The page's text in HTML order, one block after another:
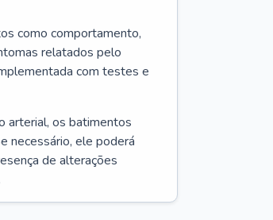
como comportamento,
relatados pelo
com testes e
arterial, os batimentos
necessário, ele poderá
de alterações